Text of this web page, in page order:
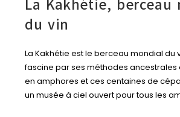
La Kakhétie, berceau
du vin
La Kakhétie est le berceau mondial du
fascine par ses méthodes ancestrales
en amphores et ces centaines de
un musée à ciel ouvert pour tous les